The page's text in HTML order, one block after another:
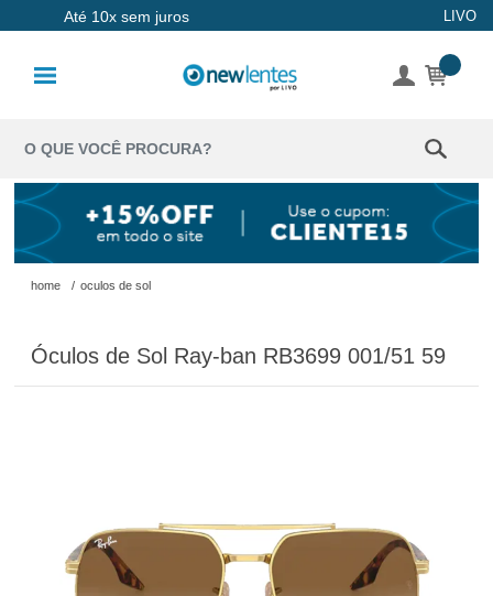
Até 10x sem juros LIVO
Coloridas
Solução
Óculos de
Óculos de
Grau
Consultar
Pedidos
home / oculos de sol
Óculos de Sol Ray-ban RB3699 001/51 59